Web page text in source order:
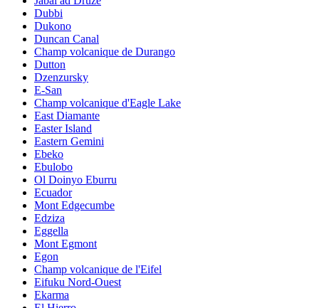
Dubbi
Dukono
Duncan Canal
Champ volcanique de Durango
Dutton
Dzenzursky
E-San
Champ volcanique d'Eagle Lake
East Diamante
Easter Island
Eastern Gemini
Ebeko
Ebulobo
Ol Doinyo Eburru
Ecuador
Mont Edgecumbe
Edziza
Eggella
Mont Egmont
Egon
Champ volcanique de l'Eifel
Eifuku Nord-Ouest
Ekarma